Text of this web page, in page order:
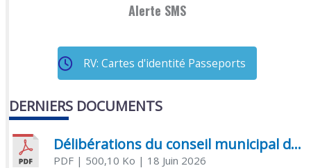
Alerte SMS
RV: Cartes d'identité Passeports
DERNIERS DOCUMENTS
Délibérations du conseil municipal du 18 juin 2026
PDF| 500,10 Ko | 18 Juin 2026